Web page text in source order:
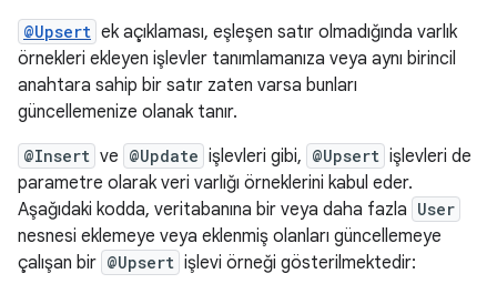
@Upsert ek açıklaması, eşleşen satır olmadığında varlık
örnekleri ekleyen işlevler tanımlamanıza veya aynı birincil
anahtara sahip bir satır zaten varsa bunları
güncellemenize olanak tanır.
@Insert ve @Update işlevleri gibi, @Upsert işlevleri de
parametre olarak veri varlığı örneklerini kabul eder.
Aşağıdaki kodda, veritabanına bir veya daha fazla User
nesnesi eklemeye veya eklenmiş olanları güncellemeye
çalışan bir @Upsert işlevi örneği gösterilmektedir: